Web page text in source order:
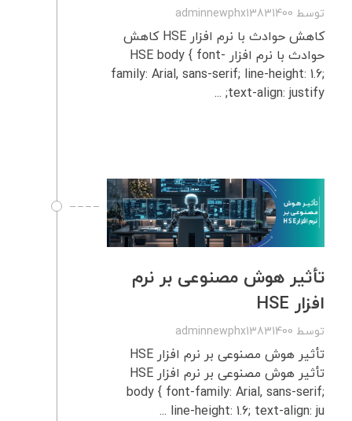
توسط adminnewphx13831400
کاهش حوادث با نرم‌ افزار HSE کاهش
حوادث با نرم‌ افزار HSE body { font-
family: Arial, sans-serif; line-height: 1.6;
text-align: justify; ...
تأثیر هوش مصنوعی بر نرم‌
افزار HSE
توسط adminnewphx13831400
تأثیر هوش مصنوعی بر نرم‌ افزار HSE
تأثیر هوش مصنوعی بر نرم‌ افزار HSE
body { font-family: Arial, sans-serif;
line-height: 1.6; text-align: ju ...